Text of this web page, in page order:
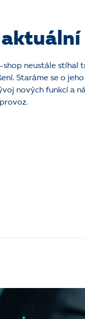
neustále stíhal
Staráme se o
nových funkcí a